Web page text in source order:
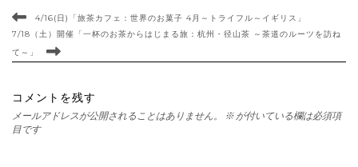
4/16(日)「旅茶カフェ：世界のお菓子 4月～トライフル～イギリス」
7/18（土）開催「一杯のお茶からはじまる旅：杭州・径山茶 ～茶道のルーツを訪ね
て～」
コメントを残す
メールアドレスが公開されることはありません。 ※ が付いている欄は必須項
目です